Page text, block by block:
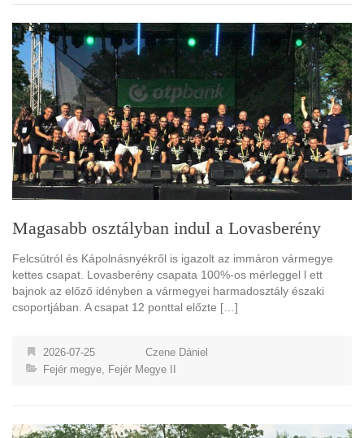
Magasabb osztályban indul a Lovasberény
Felcsútról és Kápolnásnyékről is igazolt az immáron vármegye
kettes csapat. Lovasberény csapata 100%-os mérleggel l ett
bajnok az előző idényben a vármegyei harmadosztály északi
csoportjában. A csapat 12 ponttal előzte […]
2026-07-25
Czene Dániel
Fejér megye, Fejér Megye II